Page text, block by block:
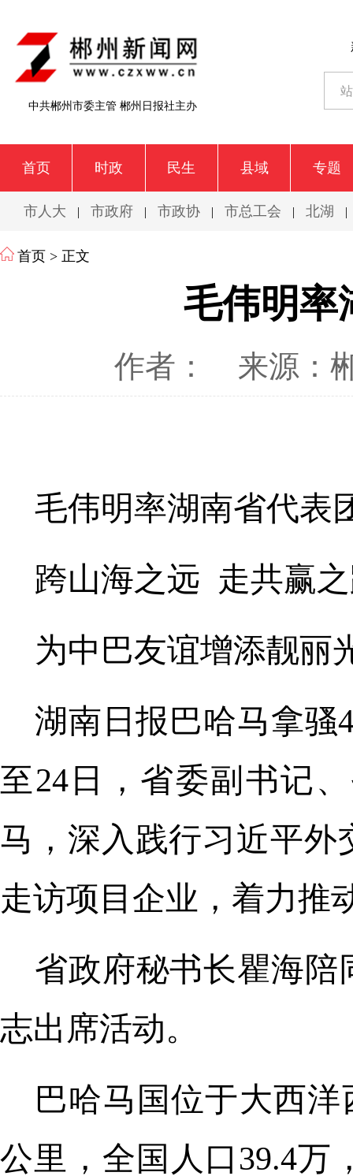
中共郴州市委主管 郴州日报社主办
首页 时政 民生 县域 专题
市人大 | 市政府 | 市政协 | 市总工会 | 北湖 |
首页 > 正文
毛伟明率
作者： 来源：
毛伟明率湖南省代表
跨山海之远 走共赢
为中巴友谊增添靓丽
湖南日报巴哈马拿骚
至24日，省委副书记
马，深入践行习近平
走访项目企业，着力推
省政府秘书长瞿海陪
志出席活动。
巴哈马国位于大西
公里，全国人口39.4万